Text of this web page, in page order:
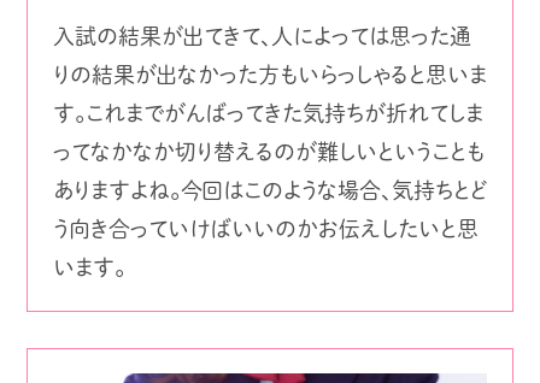
入試の結果が出てきて、人によっては思った通
りの結果が出なかった方もいらっしゃると思いま
す。これまでがんばってきた気持ちが折れてしま
ってなかなか切り替えるのが難しいということも
ありますよね。今回はこのような場合、気持ちとど
う向き合っていけばいいのかお伝えしたいと思
います。